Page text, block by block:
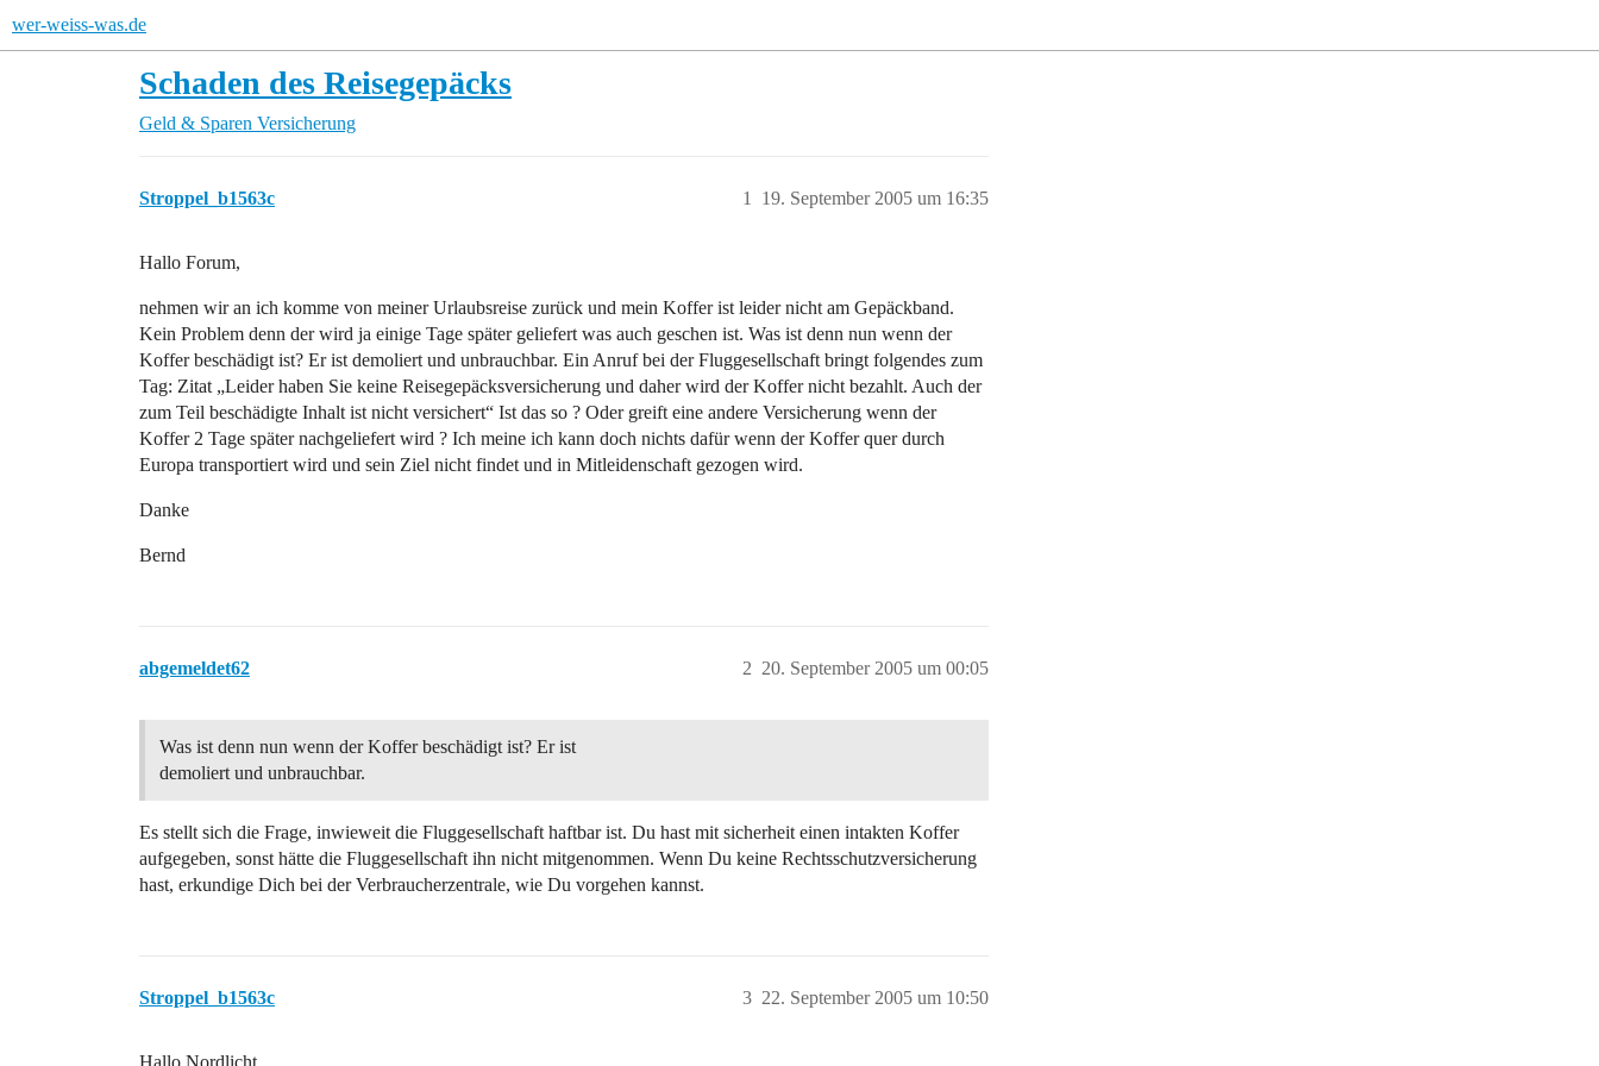
wer-weiss-was.de
Schaden des Reisegepäcks
Geld & Sparen Versicherung
Stroppel_b1563c 19. September 2005 um 16:35
1
Hallo Forum,
nehmen wir an ich komme von meiner Urlaubsreise zurück und mein Koffer ist leider nicht am Gepäckband.
Kein Problem denn der wird ja einige Tage später geliefert was auch geschen ist. Was ist denn nun wenn der
Koffer beschädigt ist? Er ist demoliert und unbrauchbar. Ein Anruf bei der Fluggesellschaft bringt folgendes zum
Tag: Zitat „Leider haben Sie keine Reisegepäcksversicherung und daher wird der Koffer nicht bezahlt. Auch der
zum Teil beschädigte Inhalt ist nicht versichert“ Ist das so ? Oder greift eine andere Versicherung wenn der
Koffer 2 Tage später nachgeliefert wird ? Ich meine ich kann doch nichts dafür wenn der Koffer quer durch
Europa transportiert wird und sein Ziel nicht findet und in Mitleidenschaft gezogen wird.
Danke
Bernd
abgemeldet62 20. September 2005 um 00:05
2
Was ist denn nun wenn der Koffer beschädigt ist? Er ist
demoliert und unbrauchbar.
Es stellt sich die Frage, inwieweit die Fluggesellschaft haftbar ist. Du hast mit sicherheit einen intakten Koffer
aufgegeben, sonst hätte die Fluggesellschaft ihn nicht mitgenommen. Wenn Du keine Rechtsschutzversicherung
hast, erkundige Dich bei der Verbraucherzentrale, wie Du vorgehen kannst.
Stroppel_b1563c 22. September 2005 um 10:50
3
Hallo Nordlicht.